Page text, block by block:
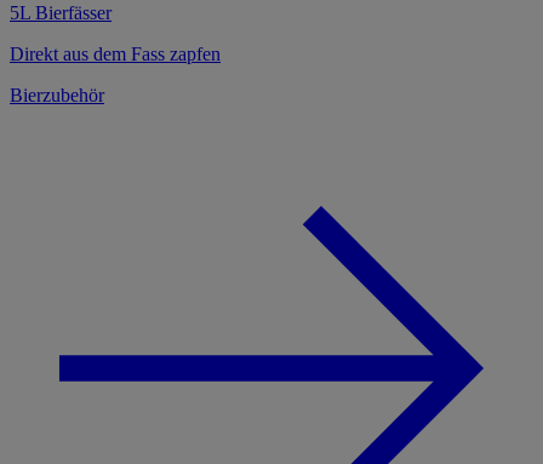
5L Bierfässer
Direkt aus dem Fass zapfen
Bierzubehör